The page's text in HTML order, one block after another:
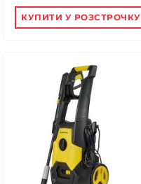
КУПИТИ У РОЗСТРОЧКУ